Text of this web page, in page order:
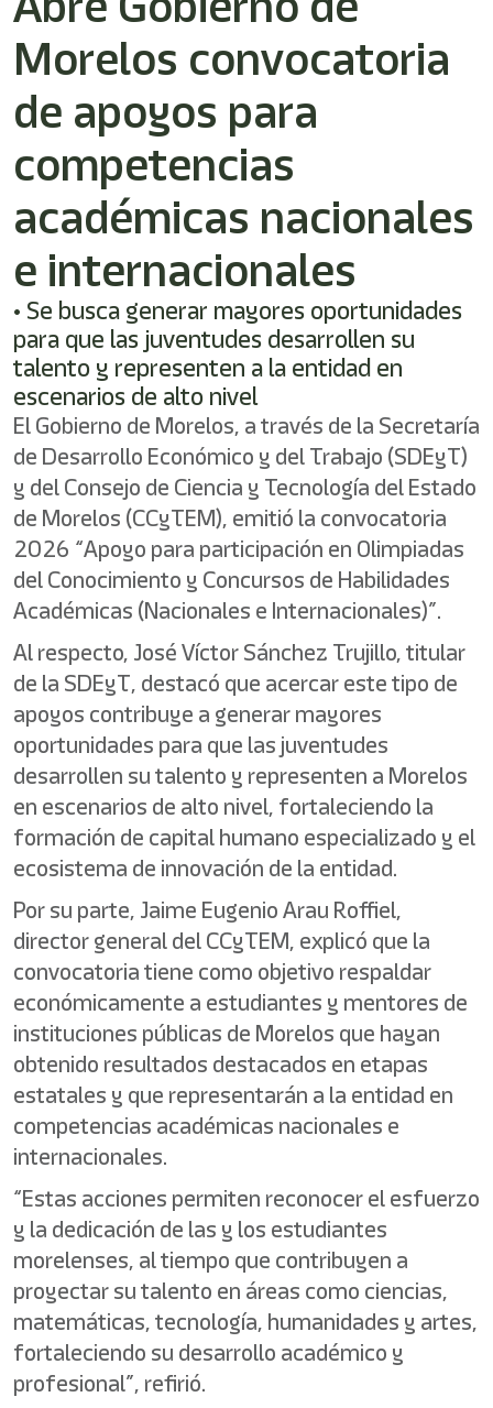
Este
acceso
directo
lector
de
pantalla
ayudarle
navegar
interactuar
con
contenido.
Morelos convocatoria
de apoyos para
competencias
académicas nacionales
e internacionales
• Se busca generar mayores oportunidades
para que las juventudes desarrollen su
talento y representen a la entidad en
escenarios de alto nivel
El Gobierno de Morelos, a través de la Secretaría
de Desarrollo Económico y del Trabajo (SDEyT)
y del Consejo de Ciencia y Tecnología del Estado
de Morelos (CCyTEM), emitió la convocatoria
2026 “Apoyo para participación en Olimpiadas
del Conocimiento y Concursos de Habilidades
Académicas (Nacionales e Internacionales)”.
Al respecto, José Víctor Sánchez Trujillo, titular
de la SDEyT, destacó que acercar este tipo de
apoyos contribuye a generar mayores
oportunidades para que las juventudes
desarrollen su talento y representen a Morelos
en escenarios de alto nivel, fortaleciendo la
formación de capital humano especializado y el
ecosistema de innovación de la entidad.
Por su parte, Jaime Eugenio Arau Roffiel,
director general del CCyTEM, explicó que la
convocatoria tiene como objetivo respaldar
económicamente a estudiantes y mentores de
instituciones públicas de Morelos que hayan
obtenido resultados destacados en etapas
estatales y que representarán a la entidad en
competencias académicas nacionales e
internacionales.
“Estas acciones permiten reconocer el esfuerzo
y la dedicación de las y los estudiantes
morelenses, al tiempo que contribuyen a
proyectar su talento en áreas como ciencias,
matemáticas, tecnología, humanidades y artes,
fortaleciendo su desarrollo académico y
profesional”, refirió.